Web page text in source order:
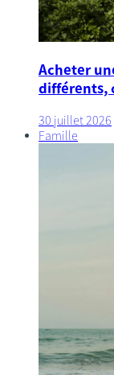
Acheter
différents,
30 juillet 2026
Famille